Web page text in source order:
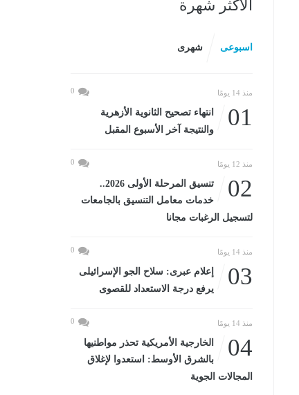
الأكثر شهرة
اسبوعى شهرى
منذ 14 يومًا 0
01
انتهاء تصحيح الثانوية الأزهرية
والنتيجة آخر الأسبوع المقبل
منذ 12 يومًا 0
02
تنسيق المرحلة الأولى 2026..
خدمات معامل التنسيق بالجامعات
لتسجيل الرغبات مجانا
منذ 14 يومًا 0
03
إعلام عبرى: سلاح الجو الإسرائيلى
يرفع درجة الاستعداد للقصوى
منذ 14 يومًا 0
04
الخارجية الأمريكية تحذر مواطنيها
بالشرق الأوسط: استعدوا لإغلاق
المجالات الجوية